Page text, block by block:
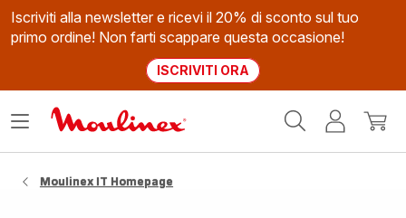
Iscriviti alla newsletter e ricevi il 20% di sconto sul tuo
primo ordine! Non farti scappare questa occasione!
ISCRIVITI ORA
Il
Apri
Moulinex IT Homepage